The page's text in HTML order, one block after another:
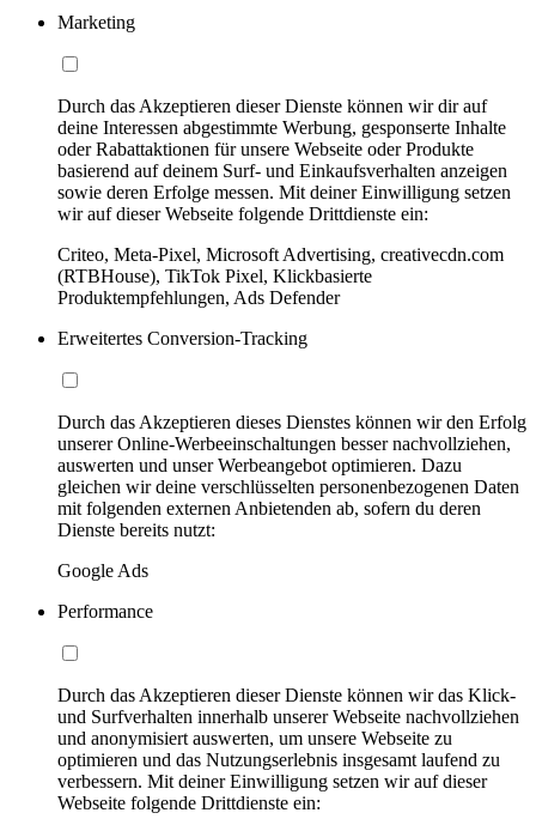
Marketing
Durch das Akzeptieren dieser Dienste können wir dir auf
deine Interessen abgestimmte Werbung, gesponserte Inhalte
oder Rabattaktionen für unsere Webseite oder Produkte
basierend auf deinem Surf- und Einkaufsverhalten anzeigen
sowie deren Erfolge messen. Mit deiner Einwilligung setzen
wir auf dieser Webseite folgende Drittdienste ein:
Criteo, Meta-Pixel, Microsoft Advertising, creativecdn.com
(RTBHouse), TikTok Pixel, Klickbasierte
Produktempfehlungen, Ads Defender
Erweitertes Conversion-Tracking
Durch das Akzeptieren dieses Dienstes können wir den Erfolg
unserer Online-Werbeeinschaltungen besser nachvollziehen,
auswerten und unser Werbeangebot optimieren. Dazu
gleichen wir deine verschlüsselten personenbezogenen Daten
mit folgenden externen Anbietenden ab, sofern du deren
Dienste bereits nutzt:
Google Ads
Performance
Durch das Akzeptieren dieser Dienste können wir das Klick-
und Surfverhalten innerhalb unserer Webseite nachvollziehen
und anonymisiert auswerten, um unsere Webseite zu
optimieren und das Nutzungserlebnis insgesamt laufend zu
verbessern. Mit deiner Einwilligung setzen wir auf dieser
Webseite folgende Drittdienste ein: